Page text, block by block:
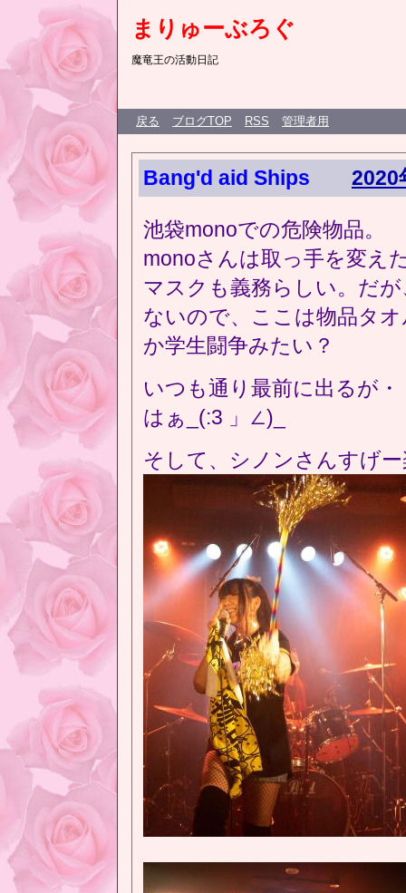
まりゅーぶろぐ
魔竜王の活動日記
戻る ブログTOP RSS 管理者用
Bang'd aid Ships 2020
池袋monoでの危険物品。
monoさんは取っ手を変え
マスクも義務らしい。だ
ないので、ここは物品タ
か学生闘争みたい？
いつも通り最前に出るが
はぁ_(:3 」∠)_
そして、シノンさんすげ